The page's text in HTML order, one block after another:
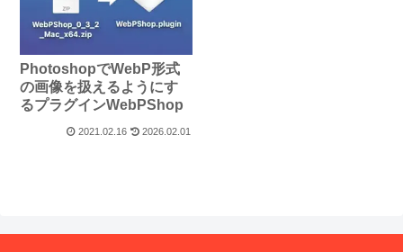
PhotoshopでWebP形式
の画像を扱えるようにす
るプラグインWebPShop
2021.02.16 2026.02.01